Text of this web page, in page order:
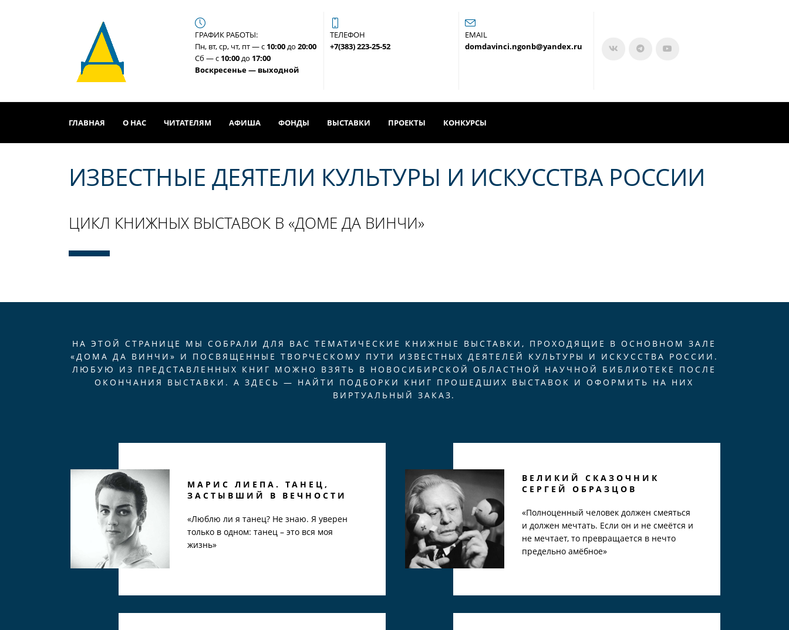
ГРАФИК РАБОТЫ:
Пн, вт, ср, чт, пт —с 10:00до 20:00
Сб —с 10:00до 17:00
Воскресенье — выходной
ТЕЛЕФОН
+7(383) 223-25-52
EMAIL
domdavinci.ngonb@yandex.ru
ГЛАВНАЯ О НАС ЧИТАТЕЛЯМ АФИША ФОНДЫ ВЫСТАВКИ ПРОЕКТЫ КОНКУРСЫ
ИЗВЕСТНЫЕ ДЕЯТЕЛИ КУЛЬТУРЫ И ИСКУССТВА РОССИИ
ЦИКЛ КНИЖНЫХ ВЫСТАВОК В «ДОМЕ ДА ВИНЧИ»
НА ЭТОЙ СТРАНИЦЕ МЫ СОБРАЛИ ДЛЯ ВАС ТЕМАТИЧЕСКИЕ КНИЖНЫЕ ВЫСТАВКИ, ПРОХОДЯЩИЕ В ОСНОВНОМ ЗАЛЕ
«ДОМА ДА ВИНЧИ» И ПОСВЯЩЕННЫЕ ТВОРЧЕСКОМУ ПУТИ ИЗВЕСТНЫХ ДЕЯТЕЛЕЙ КУЛЬТУРЫ И ИСКУССТВА РОССИИ.
ЛЮБУЮ ИЗ ПРЕДСТАВЛЕННЫХ КНИГ МОЖНО ВЗЯТЬ В НОВОСИБИРСКОЙ ОБЛАСТНОЙ НАУЧНОЙ БИБЛИОТЕКЕ ПОСЛЕ
ОКОНЧАНИЯ ВЫСТАВКИ. А ЗДЕСЬ — НАЙТИ ПОДБОРКИ КНИГ ПРОШЕДШИХ ВЫСТАВОК И ОФОРМИТЬ НА НИХ
ВИРТУАЛЬНЫЙ ЗАКАЗ.
МАРИС ЛИЕПА. ТАНЕЦ,
ЗАСТЫВШИЙ В ВЕЧНОСТИ
«Люблю ли я танец? Не знаю. Я уверен
только в одном: танец – это вся моя
жизнь»
ВЕЛИКИЙ СКАЗОЧНИК
СЕРГЕЙ ОБРАЗЦОВ
«Полноценный человек должен смеяться
и должен мечтать. Если он и не смеётся и
не мечтает, то превращается в нечто
предельно амёбное»